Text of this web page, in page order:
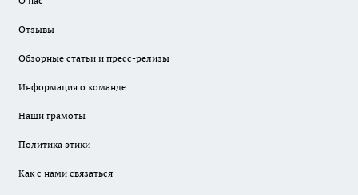
Отзывы
Обзорные статьи и пресс-релизы
Информация о команде
Наши грамоты
Политика этики
Как с нами связаться